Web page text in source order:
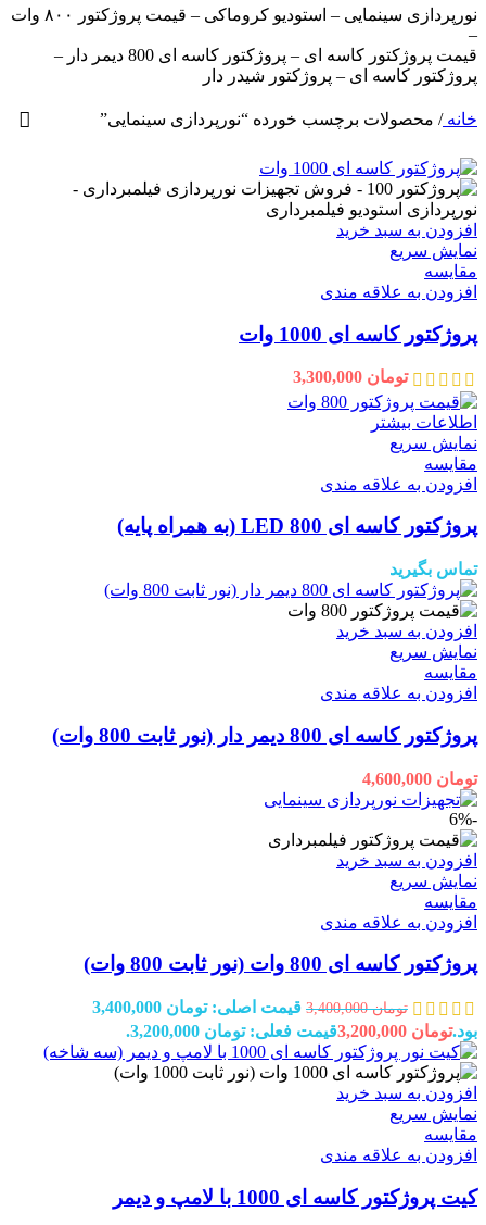
نورپردازی سینمایی – استودیو کروماکی – قیمت پروژکتور ۸۰۰ وات
–
قیمت پروژکتور کاسه ای – پروژکتور کاسه ای 800 دیمر دار –
پروژکتور کاسه ای – پروژکتور شیدر دار
خانه/ محصولات برچسب خورده “نورپردازی سینمایی”
افزودن به سبد خرید
نمایش سریع
مقايسه
افزودن به علاقه مندی
پروژکتور کاسه ای 1000 وات
تومان
اطلاعات بیشتر
نمایش سریع
مقايسه
افزودن به علاقه مندی
پروژکتور کاسه ای 800 LED (به همراه پایه)
تماس بگیرید
افزودن به سبد خرید
نمایش سریع
مقايسه
افزودن به علاقه مندی
پروژکتور کاسه ای 800 دیمر دار (نور ثابت 800 وات)
تومان
-6%
افزودن به سبد خرید
نمایش سریع
مقايسه
افزودن به علاقه مندی
پروژکتور کاسه ای 800 وات (نور ثابت 800 وات)
تومان3,400,000
قیمت اصلی: تومان 3,400,000
بود.تومان قیمت فعلی: تومان 3,200,000.
افزودن به سبد خرید
نمایش سریع
مقايسه
افزودن به علاقه مندی
کیت پروژکتور کاسه ای 1000 با لامپ و دیمر